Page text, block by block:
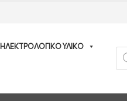
ΗΛΕΚΤΡΟΛΟΓΙΚΟ ΥΛΙΚΟ